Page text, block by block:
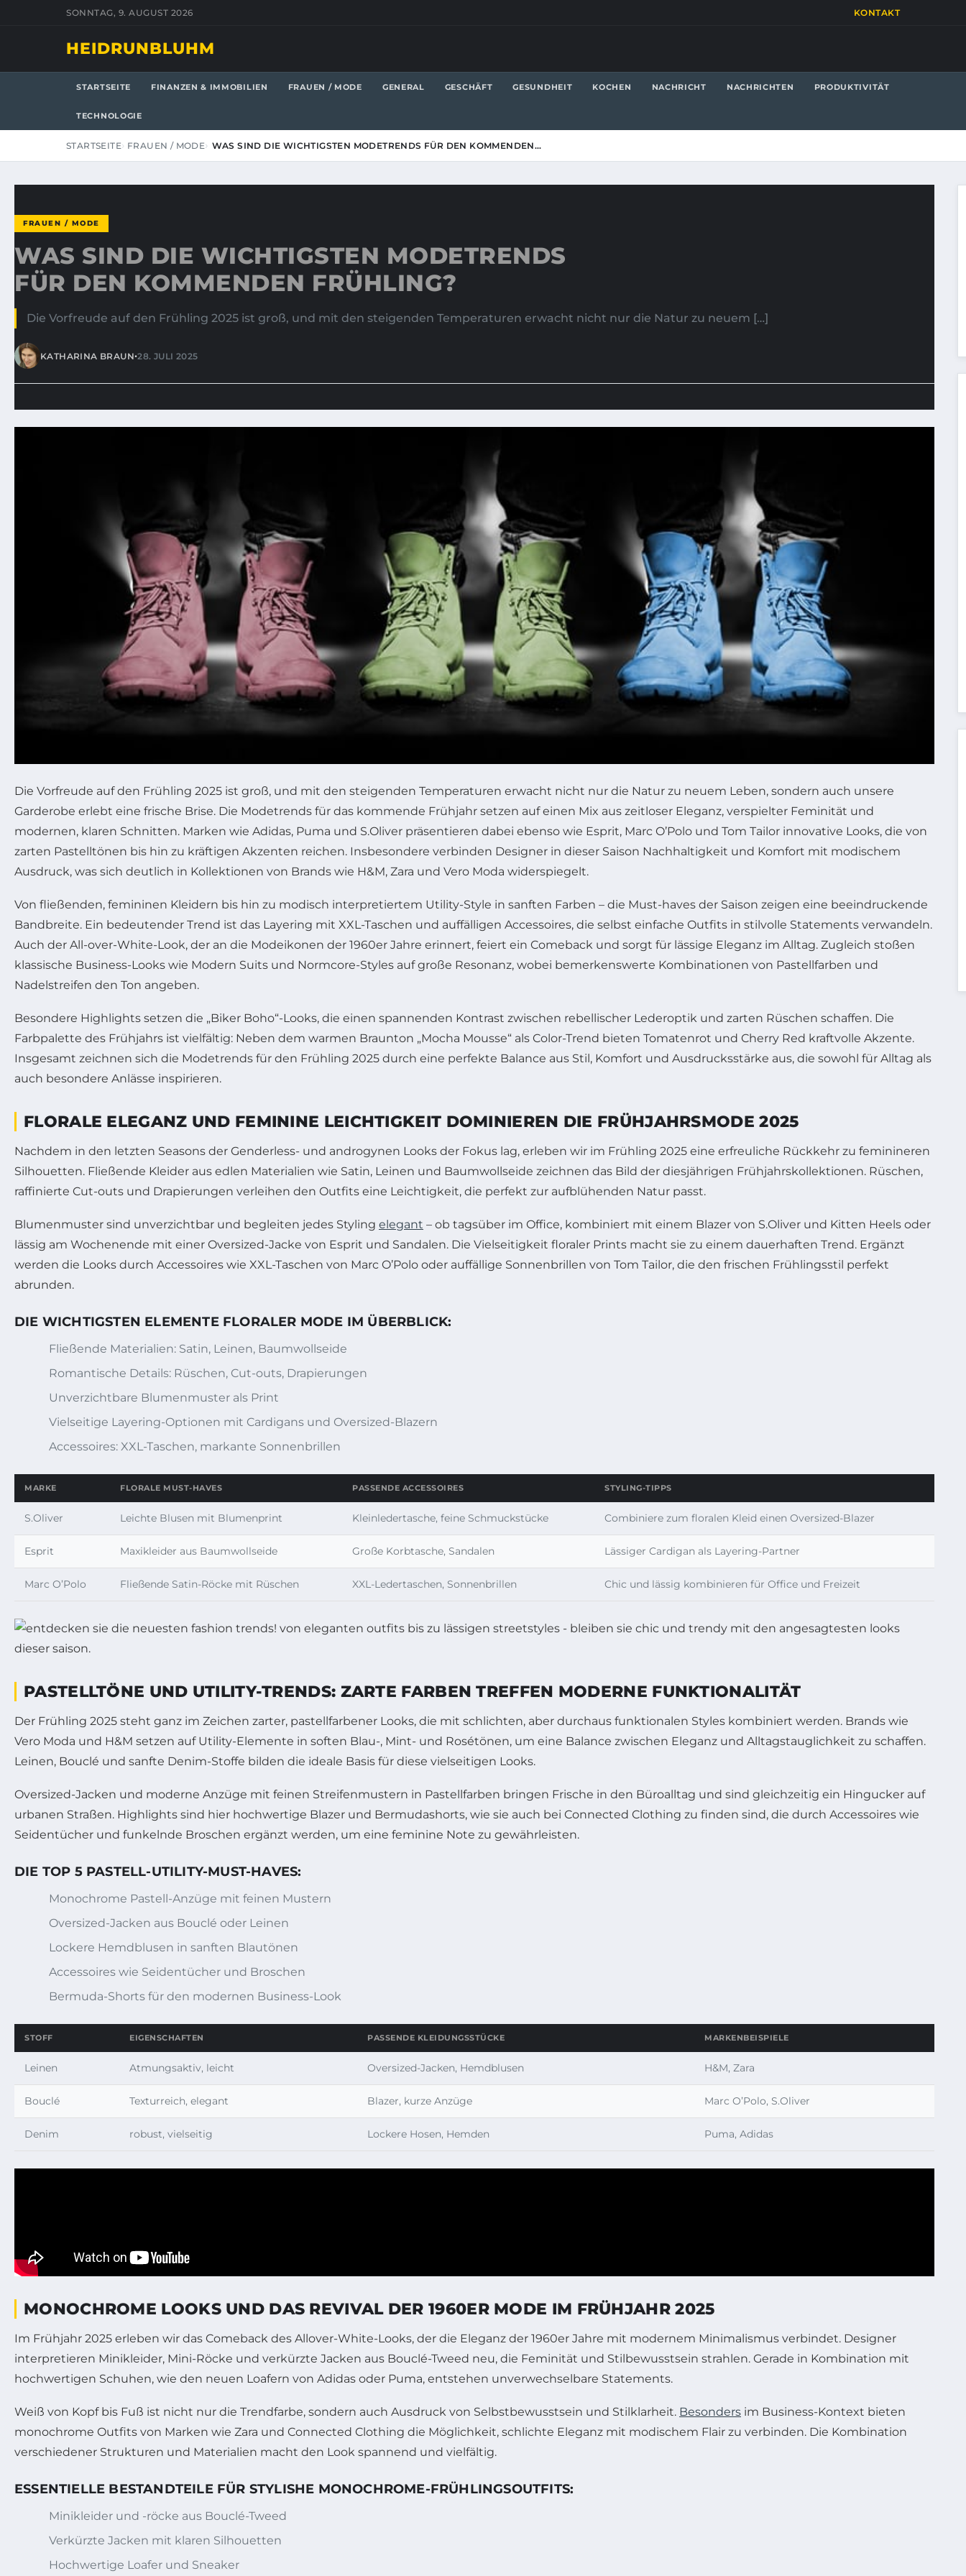
SONNTAG, 9. AUGUST 2026 KONTAKT
HEIDRUNBLUHM
STARTSEITE FINANZEN & IMMOBILIEN FRAUEN / MODE GENERAL GESCHÄFT GESUNDHEIT KOCHEN NACHRICHT NACHRICHTEN PRODUKTIVITÄT
TECHNOLOGIE
STARTSEITE FRAUEN / MODE WAS SIND DIE WICHTIGSTEN MODETRENDS FÜR DEN KOMMENDEN…
FRAUEN / MODE
WAS SIND DIE WICHTIGSTEN MODETRENDS
FÜR DEN KOMMENDEN FRÜHLING?
Die Vorfreude auf den Frühling 2025 ist groß, und mit den steigenden Temperaturen erwacht nicht nur die Natur zu neuem […]
KATHARINA BRAUN•28. JULI 2025
Die Vorfreude auf den Frühling 2025 ist groß, und mit den steigenden Temperaturen erwacht nicht nur die Natur zu neuem Leben, sondern auch unsere
Garderobe erlebt eine frische Brise. Die Modetrends für das kommende Frühjahr setzen auf einen Mix aus zeitloser Eleganz, verspielter Feminität und
modernen, klaren Schnitten. Marken wie Adidas, Puma und S.Oliver präsentieren dabei ebenso wie Esprit, Marc O’Polo und Tom Tailor innovative Looks, die von
zarten Pastelltönen bis hin zu kräftigen Akzenten reichen. Insbesondere verbinden Designer in dieser Saison Nachhaltigkeit und Komfort mit modischem
Ausdruck, was sich deutlich in Kollektionen von Brands wie H&M, Zara und Vero Moda widerspiegelt.
Von fließenden, femininen Kleidern bis hin zu modisch interpretiertem Utility-Style in sanften Farben – die Must-haves der Saison zeigen eine beeindruckende
Bandbreite. Ein bedeutender Trend ist das Layering mit XXL-Taschen und auffälligen Accessoires, die selbst einfache Outfits in stilvolle Statements verwandeln.
Auch der All-over-White-Look, der an die Modeikonen der 1960er Jahre erinnert, feiert ein Comeback und sorgt für lässige Eleganz im Alltag. Zugleich stoßen
klassische Business-Looks wie Modern Suits und Normcore-Styles auf große Resonanz, wobei bemerkenswerte Kombinationen von Pastellfarben und
Nadelstreifen den Ton angeben.
Besondere Highlights setzen die „Biker Boho“-Looks, die einen spannenden Kontrast zwischen rebellischer Lederoptik und zarten Rüschen schaffen. Die
Farbpalette des Frühjahrs ist vielfältig: Neben dem warmen Braunton „Mocha Mousse“ als Color-Trend bieten Tomatenrot und Cherry Red kraftvolle Akzente.
Insgesamt zeichnen sich die Modetrends für den Frühling 2025 durch eine perfekte Balance aus Stil, Komfort und Ausdrucksstärke aus, die sowohl für Alltag als
auch besondere Anlässe inspirieren.
FLORALE ELEGANZ UND FEMININE LEICHTIGKEIT DOMINIEREN DIE FRÜHJAHRSMODE 2025
Nachdem in den letzten Seasons der Genderless- und androgynen Looks der Fokus lag, erleben wir im Frühling 2025 eine erfreuliche Rückkehr zu feminineren
Silhouetten. Fließende Kleider aus edlen Materialien wie Satin, Leinen und Baumwollseide zeichnen das Bild der diesjährigen Frühjahrskollektionen. Rüschen,
raffinierte Cut-outs und Drapierungen verleihen den Outfits eine Leichtigkeit, die perfekt zur aufblühenden Natur passt.
Blumenmuster sind unverzichtbar und begleiten jedes Styling elegant – ob tagsüber im Office, kombiniert mit einem Blazer von S.Oliver und Kitten Heels oder
lässig am Wochenende mit einer Oversized-Jacke von Esprit und Sandalen. Die Vielseitigkeit floraler Prints macht sie zu einem dauerhaften Trend. Ergänzt
werden die Looks durch Accessoires wie XXL-Taschen von Marc O’Polo oder auffällige Sonnenbrillen von Tom Tailor, die den frischen Frühlingsstil perfekt
abrunden.
DIE WICHTIGSTEN ELEMENTE FLORALER MODE IM ÜBERBLICK:
Fließende Materialien: Satin, Leinen, Baumwollseide
Romantische Details: Rüschen, Cut-outs, Drapierungen
Unverzichtbare Blumenmuster als Print
Vielseitige Layering-Optionen mit Cardigans und Oversized-Blazern
Accessoires: XXL-Taschen, markante Sonnenbrillen
MARKE FLORALE MUST-HAVES PASSENDE ACCESSOIRES STYLING-TIPPS
S.Oliver Leichte Blusen mit Blumenprint Kleinledertasche, feine Schmuckstücke Combiniere zum floralen Kleid einen Oversized-Blazer
Esprit Maxikleider aus Baumwollseide Große Korbtasche, Sandalen Lässiger Cardigan als Layering-Partner
Marc O’Polo Fließende Satin-Röcke mit Rüschen XXL-Ledertaschen, Sonnenbrillen Chic und lässig kombinieren für Office und Freizeit
PASTELLTÖNE UND UTILITY-TRENDS: ZARTE FARBEN TREFFEN MODERNE FUNKTIONALITÄT
Der Frühling 2025 steht ganz im Zeichen zarter, pastellfarbener Looks, die mit schlichten, aber durchaus funktionalen Styles kombiniert werden. Brands wie
Vero Moda und H&M setzen auf Utility-Elemente in soften Blau-, Mint- und Rosétönen, um eine Balance zwischen Eleganz und Alltagstauglichkeit zu schaffen.
Leinen, Bouclé und sanfte Denim-Stoffe bilden die ideale Basis für diese vielseitigen Looks.
Oversized-Jacken und moderne Anzüge mit feinen Streifenmustern in Pastellfarben bringen Frische in den Büroalltag und sind gleichzeitig ein Hingucker auf
urbanen Straßen. Highlights sind hier hochwertige Blazer und Bermudashorts, wie sie auch bei Connected Clothing zu finden sind, die durch Accessoires wie
Seidentücher und funkelnde Broschen ergänzt werden, um eine feminine Note zu gewährleisten.
DIE TOP 5 PASTELL-UTILITY-MUST-HAVES:
Monochrome Pastell-Anzüge mit feinen Mustern
Oversized-Jacken aus Bouclé oder Leinen
Lockere Hemdblusen in sanften Blautönen
Accessoires wie Seidentücher und Broschen
Bermuda-Shorts für den modernen Business-Look
STOFF EIGENSCHAFTEN PASSENDE KLEIDUNGSSTÜCKE MARKENBEISPIELE
Leinen Atmungsaktiv, leicht Oversized-Jacken, Hemdblusen H&M, Zara
Bouclé Texturreich, elegant Blazer, kurze Anzüge Marc O’Polo, S.Oliver
Denim robust, vielseitig Lockere Hosen, Hemden Puma, Adidas
MONOCHROME LOOKS UND DAS REVIVAL DER 1960ER MODE IM FRÜHJAHR 2025
Im Frühjahr 2025 erleben wir das Comeback des Allover-White-Looks, der die Eleganz der 1960er Jahre mit modernem Minimalismus verbindet. Designer
interpretieren Minikleider, Mini-Röcke und verkürzte Jacken aus Bouclé-Tweed neu, die Feminität und Stilbewusstsein strahlen. Gerade in Kombination mit
hochwertigen Schuhen, wie den neuen Loafern von Adidas oder Puma, entstehen unverwechselbare Statements.
Weiß von Kopf bis Fuß ist nicht nur die Trendfarbe, sondern auch Ausdruck von Selbstbewusstsein und Stilklarheit. Besonders im Business-Kontext bieten
monochrome Outfits von Marken wie Zara und Connected Clothing die Möglichkeit, schlichte Eleganz mit modischem Flair zu verbinden. Die Kombination
verschiedener Strukturen und Materialien macht den Look spannend und vielfältig.
ESSENTIELLE BESTANDTEILE FÜR STYLISHE MONOCHROME-FRÜHLINGSOUTFITS:
Minikleider und -röcke aus Bouclé-Tweed
Verkürzte Jacken mit klaren Silhouetten
Hochwertige Loafer und Sneaker